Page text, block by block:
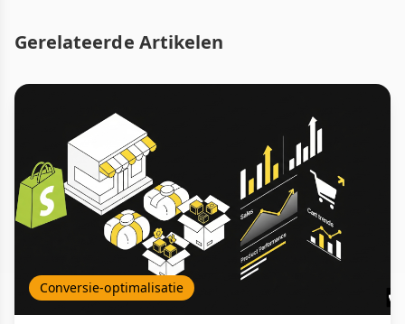
Gerelateerde Artikelen
Conversie-optimalisatie